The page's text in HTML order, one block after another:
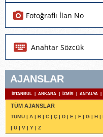
AJANSLAR
İSTANBUL ANKARA İZMİR ANTALYA
TÜM AJANSLAR
TÜMÜ | A | B | C | Ç | D | E | F | G | H | I
| Ü | V | Y | Z